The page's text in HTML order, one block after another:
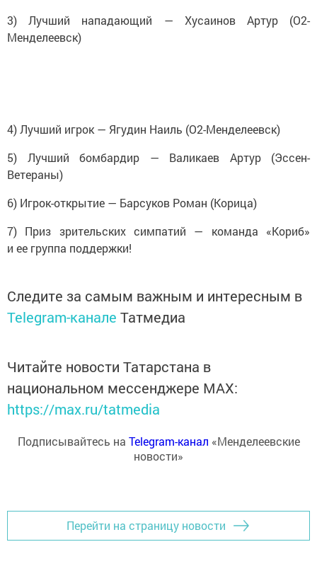
3) Лучший нападающий — Хусаинов Артур (О2-
Менделеевск)
4) Лучший игрок — Ягудин Наиль (О2-Менделеевск)
5) Лучший бомбардир — Валикаев Артур (Эссен-
Ветераны)
6) Игрок-открытие — Барсуков Роман (Корица)
7) Приз зрительских симпатий — команда «Кориб»
и ее группа поддержки!
Следите за самым важным и интересным в
Telegram-канале Татмедиа
Читайте новости Татарстана в
национальном мессенджере MАХ:
https://max.ru/tatmedia
Подписывайтесь на Telegram-канал «Менделеевские
новости»
Перейти на страницу новости